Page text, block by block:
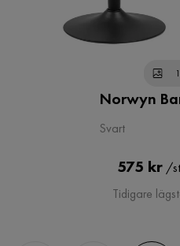
Norwyn
Svart
575 kr /st
Tidigare